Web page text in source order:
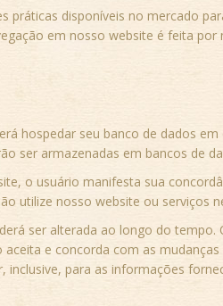
práticas disponíveis no mercado
em nosso website é feita
hospedar seu banco de dados
ser armazenadas em bancos de
o usuário manifesta sua
utilize nosso website ou serviços
ser alterada ao longo do
aceita e concorda com as
inclusive, para as informações